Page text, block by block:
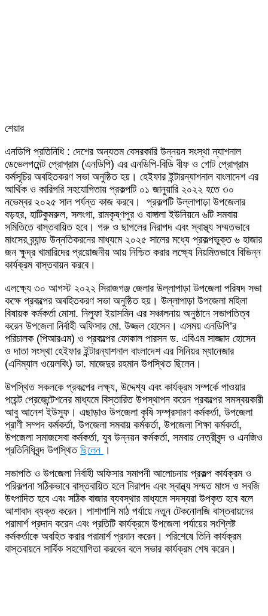
শেয়ার
via
Email
এনডিপি প্রতিনিধি : দেশের অন্যতম বেসরকারি উন্নয়ন সংস্থা ন্যাশনাল
ডেভেলপমেন্ট প্রোগ্রাম (এনডিপি) এর এনডিপি-বিডি বীফ ও গোট প্রোগ্রাম
কর্মসূচির অবহিতকরণ সভা অনুষ্ঠিত হয়। হেইফার ইন্টারন্যাশনাল বাংলাদেশ এর
আর্থিক ও কারিগরি সহযোগিতায় প্রকল্পটি ০১ জানুয়ারি ২০২২ হতে ৩০
নভেম্বর ২০২৫ সাল পর্যন্ত কাজ করবে। প্রকল্পটি উল্লাপাড়া উপজেলার
বড়হর, হাটিকুমরুল, সলংগা, রামকৃষ্ণপুর ও বাঙ্গালা ইউনিয়নে ৬টি সমবায়
সমিতিতে বাস্তবায়িত হবে। গরু ও ছাগলের নিরাপদ এবং স্বাস্থ্য সম্মতভাবে
মাংসের ব্র্যান্ড উন্নতিকরনের মাধ্যমে ২০২৫ সালের মধ্যে প্রকল্পভুক্ত ৬ হাজার
জন ক্ষুদ্র খামারিদের প্রয়োজনীয় আয় নিশ্চিত করার লক্ষ্যে নিয়মিতভাবে বিভিন্ন
কার্যক্রম বাস্তবায়ন করবে।
এলক্ষ্যে ৩০ আগস্ট ২০২২ সিরাজগঞ্জ জেলার উল্লাপাড়া উপজেলা পরিষদ সভা
কক্ষে প্রকল্পের অবহিতকরণ সভা অনুষ্ঠিত হয়। উল্লাপাড়া উপজেলা মহিলা
বিষায়ক কর্মকর্তা মোসা. নিলুফা ইয়াসমিন এর সঞ্চালনায় অনুষ্ঠানে সভাপতিত্ব
করেন উপজেলা নির্বাহী অফিসার মো. উজ্জল হোসেন। এসময় এনডিপি’র
পরিচালক (পিআরএম) ও প্রকল্পের ফোকাল পারসন ড. এবিএম সাজ্জাদ হোসেন
ও দাতা সংস্থা হেইফার ইন্টারন্যাশনাল বাংলাদেশ এর সিনিয়র ম্যানেজার
(এনিম্যাল ওয়েলবিং) ডা. মাজেদুর রহমান উপস্থিত ছিলেন।
উপস্থিত সকলকে প্রকল্পের লক্ষ্য, উদ্দেশ্য এবং কার্যক্রম সম্পর্কে পাওয়ার
পয়েন্ট প্রেজেন্টেশনের মাধ্যমে বিস্তারিত উপস্থাপন করেন প্রকল্পের সমস্বয়কারী
আবু আনেশ ইউসুফ। এছাড়াও উপজেলা কৃষি সম্প্রসারণ কর্মকর্তা, উপজেলা
প্রাণী সম্পদ কর্মকর্তা, উপজেলা সমবায় কর্মকর্তা, উপজেলা শিক্ষা কর্মকর্তা,
উপজেলা সমাজসেবা কর্মকর্তা, যুব উন্নয়ন কর্মকর্তা, সমবায় নেত্রীবৃন্দ ও এনজিও
প্রতিনিধিবৃন্দ উপস্থিত ছিলেন ।
সভাপতি ও উপজেলা নির্বাহী অফিসার সমাপনী আলোচনায় প্রকল্প কার্যক্রম ও
পরিকল্পনা সঠিকভাবে বাস্তবায়িত হলে নিরাপদ এবং স্বান্থ্য সম্মত মাংস ও সবজি
উৎপাদিত হবে এবং সঠিক বাজার ব্যবস্থার মাধ্যমে সদস্যরা উপকৃত হবে বলে
আশাবাদ ব্যক্ত করেন। পাশাপাশি মাঠ পর্যায়ে নতুন টেকনোলজি বাস্তবায়নের
পরামার্শ প্রদান করেন এবং প্রতিটি কার্যক্রমে উপজেলা পর্যায়ের সংশ্লিষ্ট
কর্মকর্তাকে অবহিত করার পরামার্শ প্রদান করেন। পরিশেষে তিনি কার্যক্রম
বাস্তবায়নে সার্বিক সহযোগিতা করবেন বলে সভার কার্যক্রম শেষ করেন।